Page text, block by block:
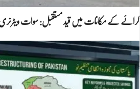
کرائے کے مکانات میں قید مستقبل: سوات ویٹرنری